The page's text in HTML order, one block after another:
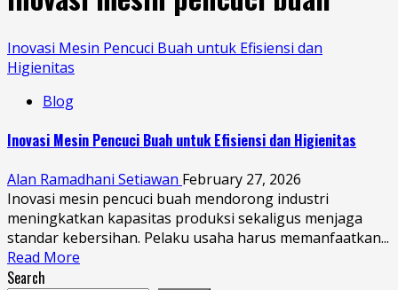
Inovasi Mesin Pencuci Buah untuk Efisiensi dan
Higienitas
Blog
Inovasi Mesin Pencuci Buah untuk Efisiensi dan Higienitas
Alan Ramadhani Setiawan February 27, 2026
Inovasi mesin pencuci buah mendorong industri
meningkatkan kapasitas produksi sekaligus menjaga
standar kebersihan. Pelaku usaha harus memanfaatkan...
Read More
Search